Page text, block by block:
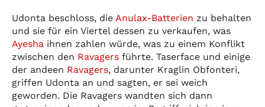
Udonta beschloss, die Anulax-Batterien zu behalten
und sie für ein Viertel dessen zu verkaufen, was
Ayesha ihnen zahlen würde, was zu einem Konflikt
zwischen den Ravagers führte. Taserface und einige
der andeen Ravagers, darunter Kraglin Obfonteri,
griffen Udonta an und sagten, er sei weich
geworden. Die Ravagers wandten sich dann